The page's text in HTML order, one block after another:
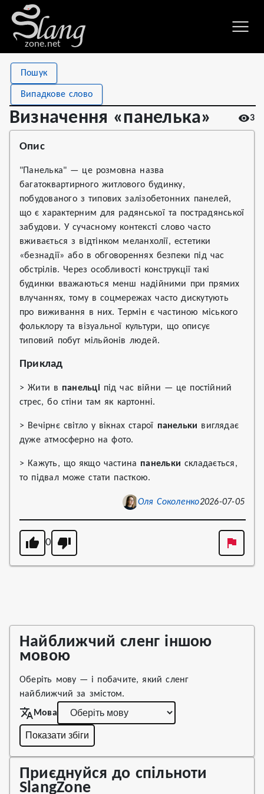
zone.net
Пошук
Випадкове слово
Визначення «панелька» 3
Визначення «панелька»
Stat
Views
Definitions 1
Опис
"Панелька" — це розмовна назва
багатоквартирного житлового будинку,
побудованого з типових залізобетонних панелей,
що є характерним для радянської та пострадянської
забудови. У сучасному контексті слово часто
вживається з відтінком меланхолії, естетики
«безнадії» або в обговореннях безпеки під час
обстрілів. Через особливості конструкції такі
будинки вважаються менш надійними при прямих
влучаннях, тому в соцмережах часто дискутують
про виживання в них. Термін є частиною міського
фольклору та візуальної культури, що описує
типовий побут мільйонів людей.
Приклад
> Жити в панельціпід час війни — це постійний
стрес, бо стіни там як картонні.
> Вечірнє світло у вікнах старої панельки виглядає
дуже атмосферно на фото.
> Кажуть, що якщо частина панельки складається,
то підвал може стати пасткою.
Оля Соколенко2026-07-05
0
Найближчий сленг іншою
мовою
Оберіть мову — і побачите, який сленг
найближчий за змістом.
Мова
Показати збіги
Приєднуйся до спільноти
SlangZone